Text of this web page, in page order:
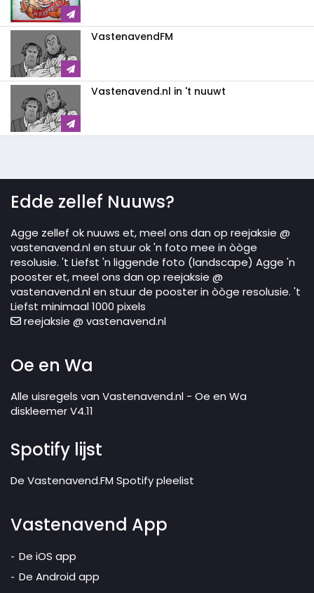
VastenavendFM
Vastenavend.nl in 't nuuwt
Edde zellef Nuuws?
Agge zellef ok nuuws et, meel ons dan op reejaksie @
vastenavend.nl en stuur ok 'n foto mee in òòge
resolusie. 't Liefst 'n liggende foto (landscape) Agge 'n
pooster et, meel ons dan op reejaksie @
vastenavend.nl en stuur de pooster in òòge resolusie. 't
Liefst minimaal 1000 pixels
reejaksie @ vastenavend.nl
Oe en Wa
Alle uisregels van Vastenavend.nl - Oe en Wa
diskleemer V4.11
Spotify lijst
De Vastenavend.FM Spotify pleelist
Vastenavend App
De iOS app
De Android app